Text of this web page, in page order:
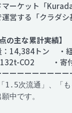
マーケット「
営する「クラダシ
の主な累計実績】
：14,384トン ・
CO2 ・寄
ーーーーーーーー
1.5次流通」、「
中です。